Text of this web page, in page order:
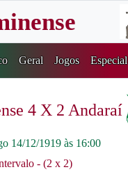
Geral Jogos Especial
4 X 2 Andaraí
14/12/1919 às 16:00
- (2 x 2)